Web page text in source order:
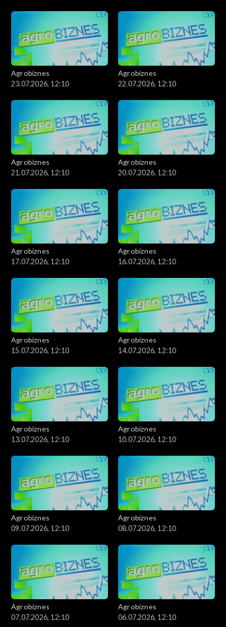
Agrobiznes
23.07.2026, 12:10
Agrobiznes
22.07.2026, 12:10
Agrobiznes
21.07.2026, 12:10
Agrobiznes
20.07.2026, 12:10
Agrobiznes
17.07.2026, 12:10
Agrobiznes
16.07.2026, 12:10
Agrobiznes
15.07.2026, 12:10
Agrobiznes
14.07.2026, 12:10
Agrobiznes
13.07.2026, 12:10
Agrobiznes
10.07.2026, 12:10
Agrobiznes
09.07.2026, 12:10
Agrobiznes
08.07.2026, 12:10
Agrobiznes
07.07.2026, 12:10
Agrobiznes
06.07.2026, 12:10